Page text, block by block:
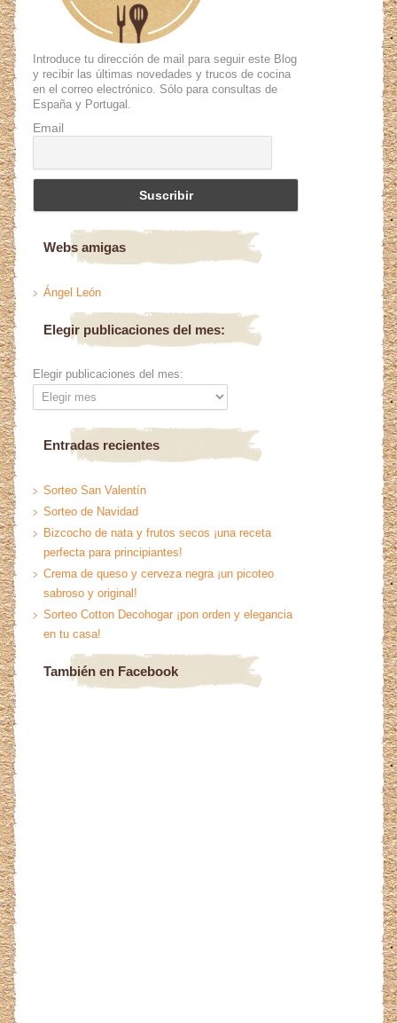
Introduce tu dirección de mail para seguir este Blog
y recibir las últimas novedades y trucos de cocina
en el correo electrónico. Sólo para consultas de
España y Portugal.
Email
Webs amigas
Ángel León
Elegir publicaciones del mes:
Elegir publicaciones del mes:
Entradas recientes
Sorteo San Valentín
Sorteo de Navidad
Bizcocho de nata y frutos secos ¡una receta
perfecta para principiantes!
Crema de queso y cerveza negra ¡un picoteo
sabroso y original!
Sorteo Cotton Decohogar ¡pon orden y elegancia
en tu casa!
También en Facebook